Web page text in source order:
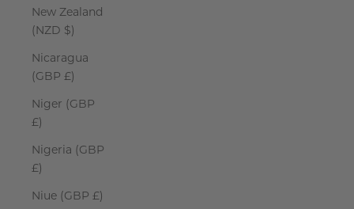
New Zealand
(NZD $)
Nicaragua
(GBP £)
Niger (GBP
£)
Nigeria (GBP
£)
Niue (GBP £)